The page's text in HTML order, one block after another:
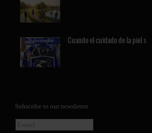
Cuando el cuidado de la piel s
Subscribe to our newsletter